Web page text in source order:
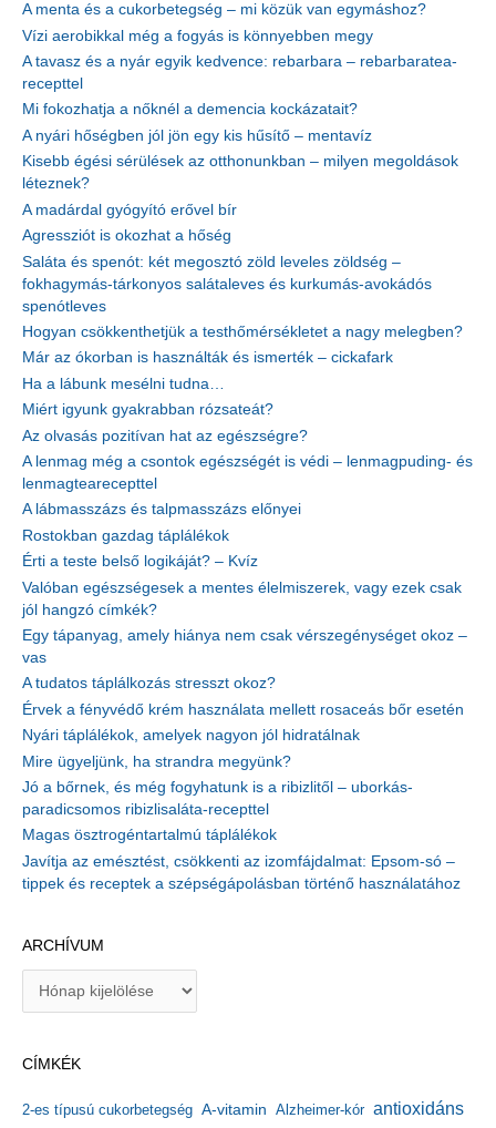
A menta és a cukorbetegség – mi közük van egymáshoz?
Vízi aerobikkal még a fogyás is könnyebben megy
A tavasz és a nyár egyik kedvence: rebarbara – rebarbaratea-
recepttel
Mi fokozhatja a nőknél a demencia kockázatait?
A nyári hőségben jól jön egy kis hűsítő – mentavíz
Kisebb égési sérülések az otthonunkban – milyen megoldások
léteznek?
A madárdal gyógyító erővel bír
Agressziót is okozhat a hőség
Saláta és spenót: két megosztó zöld leveles zöldség –
fokhagymás-tárkonyos salátaleves és kurkumás-avokádós
spenótleves
Hogyan csökkenthetjük a testhőmérsékletet a nagy melegben?
Már az ókorban is használták és ismerték – cickafark
Ha a lábunk mesélni tudna…
Miért igyunk gyakrabban rózsateát?
Az olvasás pozitívan hat az egészségre?
A lenmag még a csontok egészségét is védi – lenmagpuding- és
lenmagtearecepttel
A lábmasszázs és talpmasszázs előnyei
Rostokban gazdag táplálékok
Érti a teste belső logikáját? – Kvíz
Valóban egészségesek a mentes élelmiszerek, vagy ezek csak
jól hangzó címkék?
Egy tápanyag, amely hiánya nem csak vérszegénységet okoz –
vas
A tudatos táplálkozás stresszt okoz?
Érvek a fényvédő krém használata mellett rosaceás bőr esetén
Nyári táplálékok, amelyek nagyon jól hidratálnak
Mire ügyeljünk, ha strandra megyünk?
Jó a bőrnek, és még fogyhatunk is a ribizlitől – uborkás-
paradicsomos ribizlisaláta-recepttel
Magas ösztrogéntartalmú táplálékok
Javítja az emésztést, csökkenti az izomfájdalmat: Epsom-só –
tippek és receptek a szépségápolásban történő használatához
ARCHÍVUM
í
u
CÍMKÉK
2-es típusú cukorbetegség A-vitamin Alzheimer-kór antioxidáns